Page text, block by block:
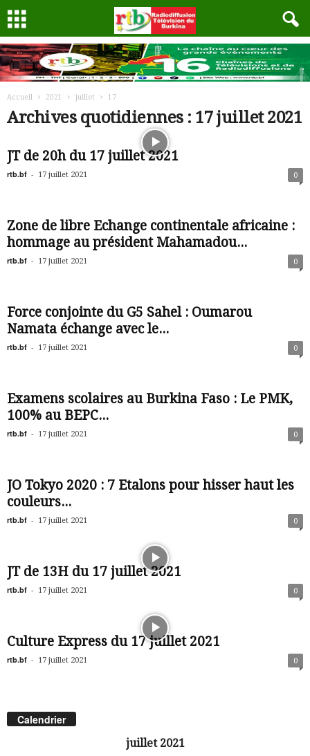
Accueil 2021 juillet 17
Archives quotidiennes : 17 juillet 2021
JT de 20h du 17 juillet 2021
rtb.bf - 17 juillet 2021 0
Zone de libre Echange continentale africaine :
hommage au président Mahamadou...
rtb.bf - 17 juillet 2021 0
Force conjointe du G5 Sahel : Oumarou
Namata échange avec le...
rtb.bf - 17 juillet 2021 0
Examens scolaires au Burkina Faso : Le PMK,
100% au BEPC...
rtb.bf - 17 juillet 2021 0
JO Tokyo 2020 : 7 Etalons pour hisser haut les
couleurs...
rtb.bf - 17 juillet 2021 0
JT de 13H du 17 juillet 2021
rtb.bf - 17 juillet 2021 0
Culture Express du 17 juillet 2021
rtb.bf - 17 juillet 2021 0
Calendrier
juillet 2021